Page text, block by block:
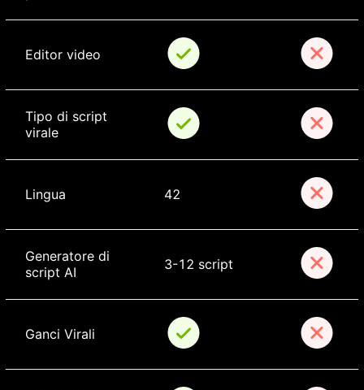
Editor video
Tipo di script
virale
Lingua 42
Generatore di
script AI
3-12 script
Ganci Virali